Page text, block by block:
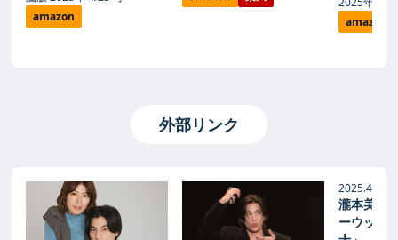
amazon
amazon
外部リンク
サウンド
2025.4.4
瀧本美織
ーウット